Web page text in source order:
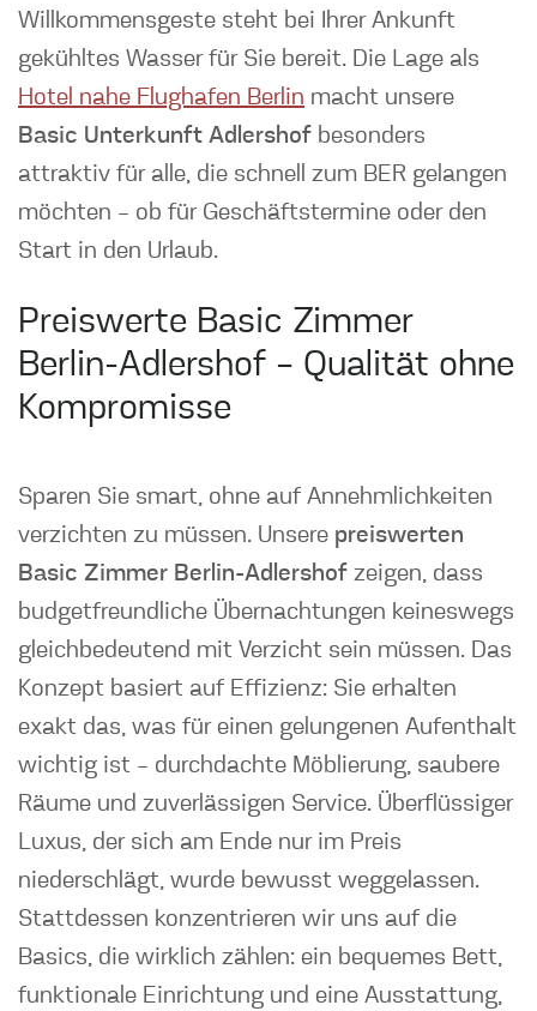
Willkommensgeste steht bei Ihrer Ankunft
gekühltes Wasser für Sie bereit. Die Lage als
Hotel nahe Flughafen Berlin macht unsere
Basic Unterkunft Adlershof besonders
attraktiv für alle, die schnell zum BER gelangen
möchten – ob für Geschäftstermine oder den
Start in den Urlaub.
Preiswerte Basic Zimmer
Berlin-Adlershof – Qualität ohne
Kompromisse
Sparen Sie smart, ohne auf Annehmlichkeiten
verzichten zu müssen. Unsere preiswerten
Basic Zimmer Berlin-Adlershof zeigen, dass
budgetfreundliche Übernachtungen keineswegs
gleichbedeutend mit Verzicht sein müssen. Das
Konzept basiert auf Effizienz: Sie erhalten
exakt das, was für einen gelungenen Aufenthalt
wichtig ist – durchdachte Möblierung, saubere
Räume und zuverlässigen Service. Überflüssiger
Luxus, der sich am Ende nur im Preis
niederschlägt, wurde bewusst weggelassen.
Stattdessen konzentrieren wir uns auf die
Basics, die wirklich zählen: ein bequemes Bett,
funktionale Einrichtung und eine Ausstattung,